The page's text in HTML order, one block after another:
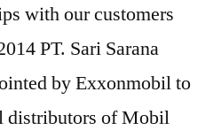
with our customers
PT. Sari Sarana
by Exxonmobil to
distributors of Mobil